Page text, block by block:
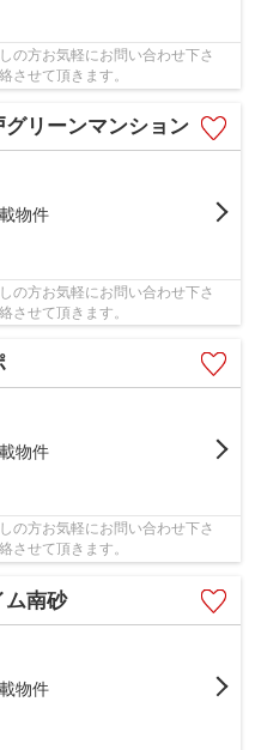
の方お気軽にお問い合わせ下さ
させて頂きます。
グリーンマンション
物件
の方お気軽にお問い合わせ下さ
させて頂きます。
物件
の方お気軽にお問い合わせ下さ
させて頂きます。
ム南砂
物件